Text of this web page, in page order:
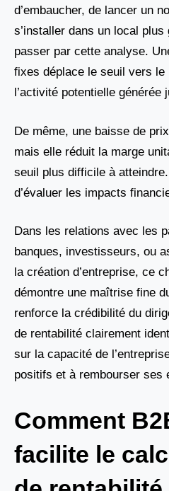
d’embaucher, de lancer un
s’installer dans un local
passer par cette analyse.
fixes déplace le seuil vers le
l’activité potentielle
De même, une baisse de
mais elle réduit la marge
seuil plus difficile à
d’évaluer les impacts
Dans les relations avec les
banques, investisseurs, ou
la création d’entreprise, ce
démontre une maîtrise fine
renforce la crédibilité du
de rentabilité clairement
sur la capacité de
positifs et à rembourser ses
Comment
facilite le